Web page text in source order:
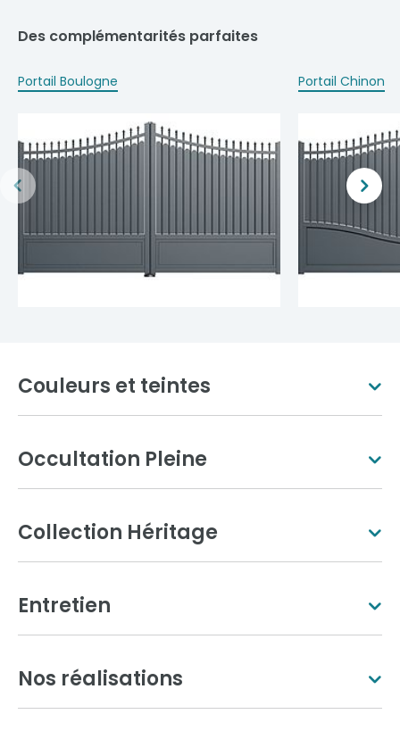
Des complémentarités parfaites
Portail Boulogne Portail Chinon
Couleurs et teintes
Aluminium gris
Occultation Pleine
Collection Héritage
Entretien
Nos réalisations